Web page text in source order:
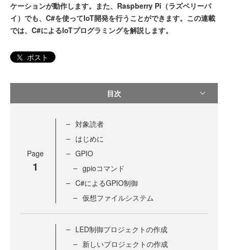
ケーションが動作します。また、Raspberry Pi（ラズベリーパ
イ）でも、C#を使ってIoT開発を行うことができます。この連載
では、C#によるIoTプログラミングを解説します。
ポスト
目次
Page
1
対象読者
はじめに
GPIO
gpioコマンド
C#によるGPIO制御
仮想ファイルシステム
LED制御プロジェクトの作成
新しいプロジェクトの作成